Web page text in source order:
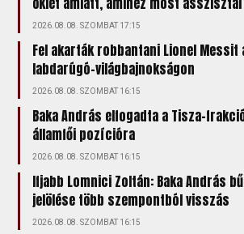
2026.08.08. SZOMBAT 17:15
Fel akarták robbantani Lionel Messit
labdarúgó-világbajnokságon
2026.08.08. SZOMBAT 16:15
Baka András elfogadta a Tisza-
államfői pozícióra
2026.08.08. SZOMBAT 16:15
Ifjabb Lomnici Zoltán: Baka András
jelölése több szempontból visszás
2026.08.08. SZOMBAT 16:15